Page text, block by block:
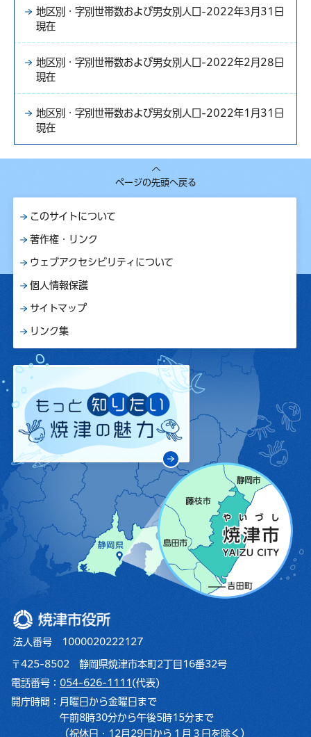
地区別・字別世帯数および男女別人口-2022年3月31日
現在
地区別・字別世帯数および男女別人口-2022年2月28日
現在
地区別・字別世帯数および男女別人口-2022年1月31日
現在
ページの先頭へ戻る
このサイトについて
著作権・リンク
ウェブアクセシビリティについて
個人情報保護
サイトマップ
リンク集
焼津市役所
法人番号 1000020222127
〒425-8502 静岡県焼津市本町2丁目16番32号
電話番号： 054-626-1111 (代表)
開庁時間： 月曜日から金曜日まで
午前8時30分から午後5時15分まで
（祝休日・12月29日から１月３日を除く）